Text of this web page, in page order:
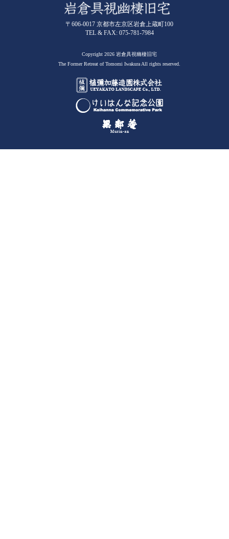
〒606-0017 京都市左京区岩倉上蔵町100
TEL & FAX: 075-781-7984
Copyright 2026 岩倉具視幽棲旧宅
The Former Retreat of Tomomi Iwakura All rights reserved.